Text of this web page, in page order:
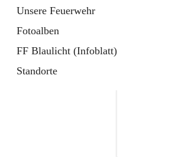
Unsere Feuerwehr
Fotoalben
FF Blaulicht (Infoblatt)
Standorte